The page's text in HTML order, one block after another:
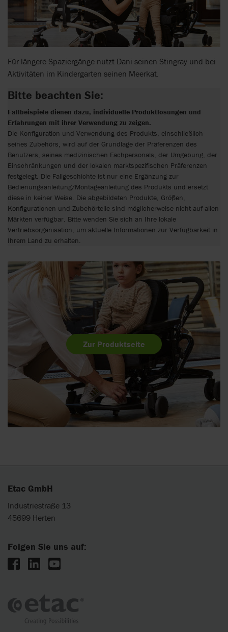
Für längere Spaziergänge nutzt Dani seinen Stingray und bei
Aktivitäten im Kindergarten seinen Meerkat.
Bitte beachten Sie:
Fallbeispiele dienen dazu, individuelle Produktlösungen und
Erfahrungen mit ihrer Verwendung zu zeigen.
Die Konfiguration und Verwendung des Produkts, einschließlich
seines Zubehörs, wird auf der Grundlage der Präferenzen des
Benutzers, seines medizinischen Fachpersonals, der Umgebung, der
Einschränkungen und der lokalen marktspezifischen Präferenzen
festgelegt. Die Fallgeschichte ist nur eine Ergänzung zur
Bedienungsanleitung/Montageanleitung des Produkts und ersetzt
diese in keiner Weise. Die abgebildeten Produkte, Größen,
Konfigurationen und Zubehörteile sind möglicherweise nicht auf allen
Märkten verfügbar. Bitte wenden Sie sich an Ihre lokale
Vertriebsorganisation, um aktuelle Informationen zur Verfügbarkeit in
Ihrem Land zu erhalten.
Zur Produktseite
Etac GmbH
Industriestraße 13
45699 Herten
Folgen Sie uns auf: